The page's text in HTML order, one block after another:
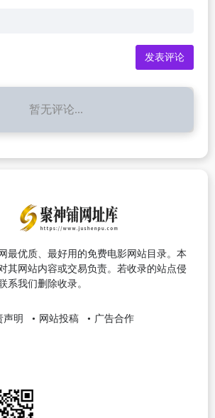
暂无评论...
最优质、最好用的免费电影网站目录。本
其网站内容或交易负责。若收录的站点侵
系我们删除收录。
声明 网站投稿 广告合作